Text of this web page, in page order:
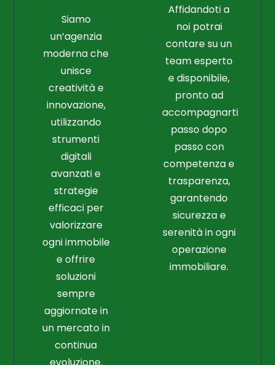
Siamo
un’agenzia
moderna che
unisce
creatività e
innovazione,
utilizzando
strumenti
digitali
avanzati e
strategie
efficaci per
valorizzare
ogni immobile
e offrire
soluzioni
sempre
aggiornate in
un mercato in
continua
Affidandoti a
noi potrai
contare su un
team esperto
e disponibile,
pronto ad
accompagnarti
passo dopo
passo con
competenza e
trasparenza,
garantendo
sicurezza e
serenità in ogni
operazione
immobiliare.